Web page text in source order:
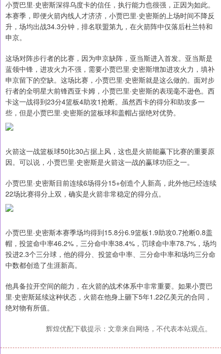
小贾巴里·史密斯深得乌度卡的信任，执行能力也很强，正因为如此。
本赛季，即便火箭内线人才济济，小贾巴里·史密斯的上场时间不降反
升，场均出战34.3分钟，排名联盟第九，在火箭阵中仅落后杜兰特和
申京。
这场对阵步行者的比赛，因为申京缺阵，亚当斯进入首发。亚当斯是
蓝领中锋，进攻火力不强，需要小贾巴里·史密斯增加进攻火力，填补
申京留下的空缺。这场比赛，小贾巴里·史密斯就是这么做的。面对步
行者的全明星大前锋西亚卡姆，小贾巴里·史密斯的表现毫不逊色。西
卡这一战得到23分4篮板4助攻1抢断。虽然西卡的得分和助攻多一
些，但是小贾巴里·史密斯的篮板球和盖帽占据绝对优势。
火箭这一战篮板球50比30占据上风，这也是火箭能赢下比赛的重要原
因。可以说，小贾巴里·史密斯是火箭这一战的赢球功臣之一。
小贾巴里·史密斯目前连续6场得分15+创造个人新高，此外他已经连续
22场比赛得分上双，确实是火箭非常稳定的得分点。
小贾巴里·史密斯本赛季场均得到15.8分6.9篮板1.9助攻0.7抢断0.8盖
帽，投篮命中率46.2%，三分命中率38.4%，罚球命中率78.7%，场均
投进2.3个三分球，他的得分、投篮命中率、三分命中率和场均三分命
中数都创造了生涯新高。
他具备拉开空间的能力，在火箭的战术体系中非常重要。如果小贾巴
里·史密斯延续这种状态，火箭在他身上砸下5年1.22亿美元的合同，
绝对物有所值。
辉煌优配下载提示：文章来自网络，不代表本站观点。